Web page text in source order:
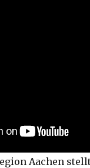
Aachen